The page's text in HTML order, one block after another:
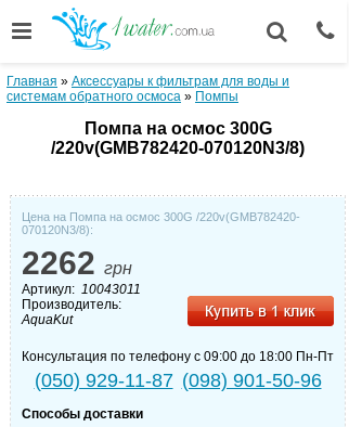
Главная » Аксессуары к фильтрам для воды и
системам обратного осмоса » Помпы
Помпа на осмос 300G
/220v(GMB782420-070120N3/8)
Цена на Помпа на осмос 300G /220v(GMB782420-
070120N3/8):
2262 грн
Артикул: 10043011
Производитель:
AquaKut
Консультация по телефону с 09:00 до 18:00 Пн-Пт
(050) 929-11-87 (098) 901-50-96
Способы доставки